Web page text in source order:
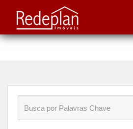
Início» Blog »avaliações imobiliárias